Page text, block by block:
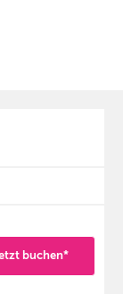
buchen*